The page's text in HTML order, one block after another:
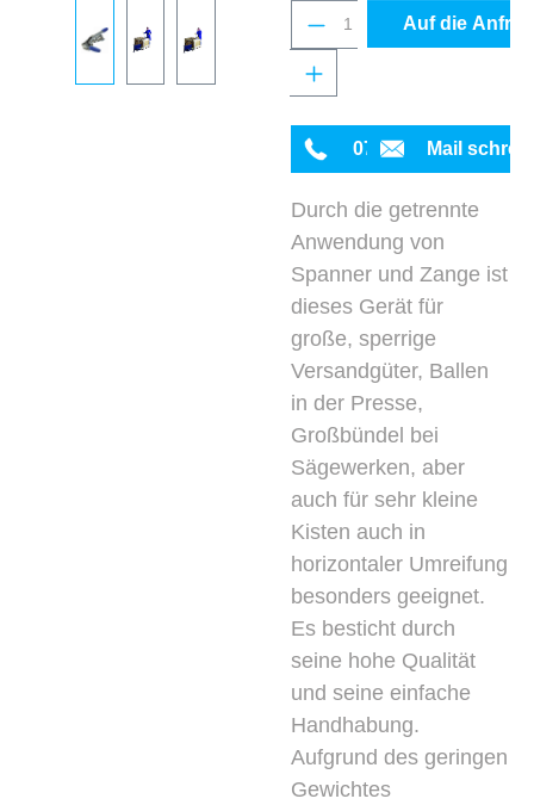
Produkt Anzahl:
Auf die
0711 342934-0
Mail
Durch die getrennte
Anwendung von
Spanner und Zange ist
dieses Gerät für
große, sperrige
Versandgüter, Ballen
in der Presse,
Großbündel bei
Sägewerken, aber
auch für sehr kleine
Kisten auch in
horizontaler Umreifung
besonders geeignet.
Es besticht durch
seine hohe Qualität
und seine einfache
Handhabung.
Aufgrund des geringen
Gewichtes